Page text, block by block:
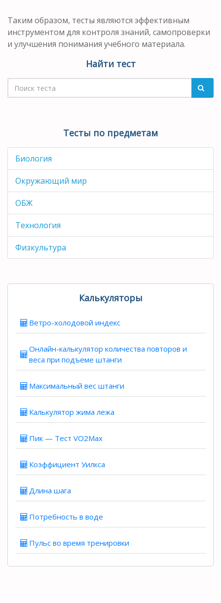
Таким образом, тесты являются эффективным
инструментом для контроля знаний, самопроверки
и улучшения понимания учебного материала.
Найти тест
Тесты по предметам
Биология
Окружающий мир
ОБЖ
Технология
Физкультура
Калькуляторы
Ветро-холодовой индекс
Онлайн-калькулятор количества повторов и
веса при подъеме штанги
Максимальный вес штанги
Калькулятор жима лежа
Пик — Тест VO2Max
Коэффициент Уилкса
Длина шага
Потребность в воде
Пульс во время тренировки